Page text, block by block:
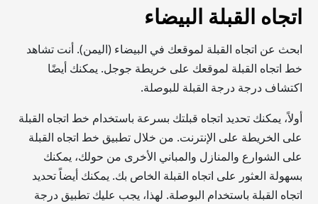
اتجاه القبلة البيضاء
ابحث عن اتجاه القبلة لموقعك في البيضاء (اليمن). أنت تشاهد
خط اتجاه القبلة لموقعك على خريطة جوجل. يمكنك أيضًا
اكتشاف درجة درجة القبلة للبوصلة.
أولاً، يمكنك تحديد اتجاه قبلتك بسرعة باستخدام خط اتجاه القبلة
على الخريطة على الإنترنت. من خلال تطبيق خط اتجاه القبلة
على الشوارع والمنازل والمباني الأخرى من حولك، يمكنك
بسهولة العثور على اتجاه القبلة الخاص بك. يمكنك أيضاً تحديد
اتجاه القبلة باستخدام البوصلة. لهذا، يجب عليك تطبيق درجة